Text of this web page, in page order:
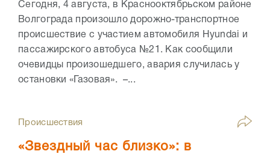
Сегодня, 4 августа, в Краснооктябрьском районе
Волгограда произошло дорожно-транспортное
происшествие с участием автомобиля Hyundai и
пассажирского автобуса №21. Как сообщили
очевидцы произошедшего, авария случилась у
остановки «Газовая». –...
Происшествия
«Звездный час близко»: в